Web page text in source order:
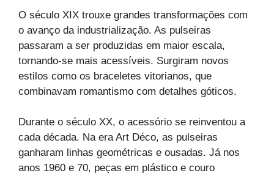
O século XIX trouxe grandes transformações com
o avanço da industrialização. As pulseiras
passaram a ser produzidas em maior escala,
tornando-se mais acessíveis. Surgiram novos
estilos como os braceletes vitorianos, que
combinavam romantismo com detalhes góticos.
Durante o século XX, o acessório se reinventou a
cada década. Na era Art Déco, as pulseiras
ganharam linhas geométricas e ousadas. Já nos
anos 1960 e 70, peças em plástico e couro